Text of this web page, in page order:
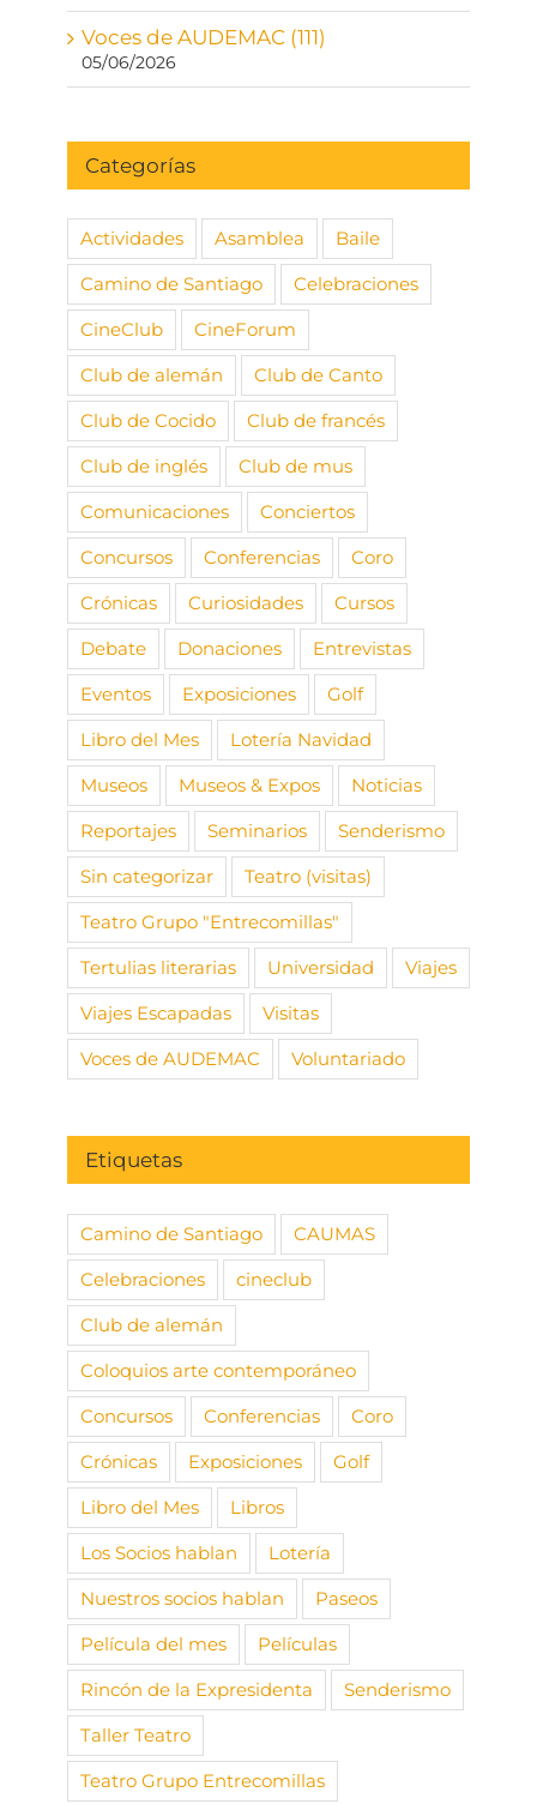
Voces de AUDEMAC (111)
05/06/2026
Categorías
Actividades Asamblea
Baile
Camino de Santiago
Celebraciones
CineClub
CineForum
Club de alemán
Club de Canto
Club de Cocido
Club de francés
Club de inglés
Club de mus
Comunicaciones
Conciertos
Concursos
Conferencias
Coro
Crónicas
Curiosidades
Cursos
Debate
Donaciones
Entrevistas
Eventos
Exposiciones
Golf
Libro del Mes
Lotería Navidad
Museos
Museos & Expos
Noticias
Reportajes
Seminarios
Senderismo
Sin categorizar
Teatro (visitas)
Teatro Grupo "Entrecomillas"
Tertulias literarias
Universidad
Viajes
Viajes Escapadas
Visitas
Voces de AUDEMAC
Voluntariado
Etiquetas
Camino de Santiago
CAUMAS
Celebraciones
cineclub
Club de alemán
Coloquios arte contemporáneo
Concursos
Conferencias
Coro
Crónicas
Exposiciones
Golf
Libro del Mes
Libros
Los Socios hablan
Lotería
Nuestros socios hablan
Paseos
Película del mes
Películas
Rincón de la Expresidenta
Senderismo
Taller Teatro
Teatro Grupo Entrecomillas